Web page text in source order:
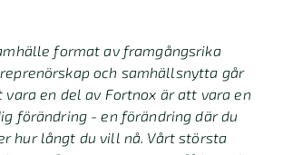
format av framgångsrika
och samhällsnytta går
vara en del av Fortnox är att vara en
förändring - en förändring där du
hur långt du vill nå. Vårt största